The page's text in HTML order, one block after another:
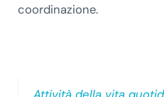
coordinazione.